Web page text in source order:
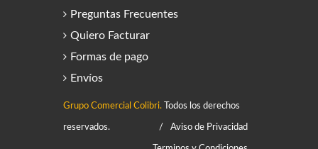
Preguntas Frecuentes
Quiero Facturar
Formas de pago
Envíos
Grupo Comercial Colibri. Todos los derechos
reservados. Aviso de Privacidad
/